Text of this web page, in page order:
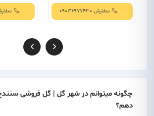
سنندجسفارش 09036977430 سفارش
چگونه میتوانم در شهر گل | گل فروشی
دهم؟